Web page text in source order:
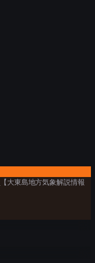
【大東島地方気象解説情報